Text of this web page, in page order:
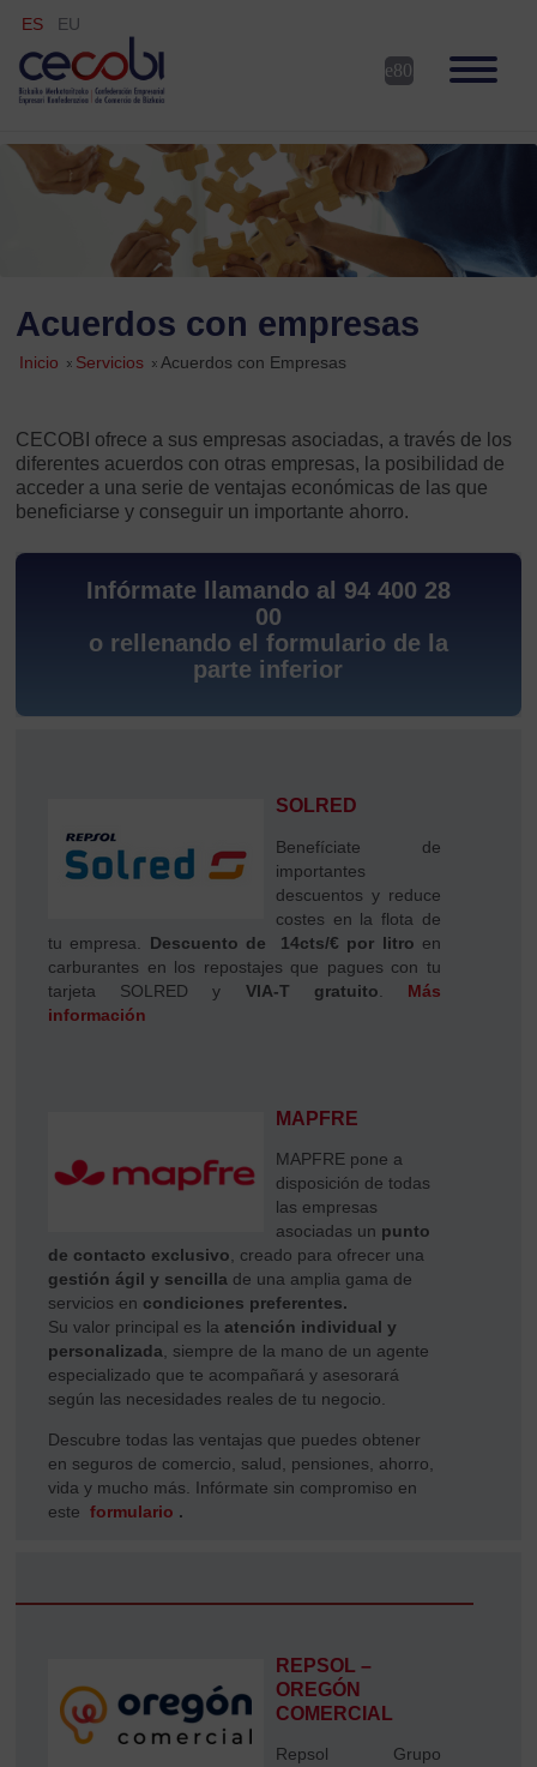
ES EU
Acuerdos con empresas
Inicio » Servicios »Acuerdos con Empresas
CECOBI ofrece a sus empresas asociadas, a través de los
diferentes acuerdos con otras empresas, la posibilidad de
acceder a una serie de ventajas económicas de las que
beneficiarse y conseguir un importante ahorro.
Infórmate llamando al 94 400 28
00
o rellenando el formulario de la
parte inferior
SOLRED
Benefíciate de
importantes
descuentos y reduce
costes en la flota de
tu empresa. Descuento de 14cts/€ por litro en
carburantes en los repostajes que pagues con tu
tarjeta SOLRED y VIA-T gratuito
Más
información
MAPFRE
MAPFRE pone a
disposición de todas
las empresas
asociadas un punto
de contacto exclusivo, creado para ofrecer una
gestión ágil y sencilla de una amplia gama de
servicios en condiciones preferentes.
Su valor principal es laatención individual y
personalizada, siempre de la mano de un agente
especializado que te acompañará y asesorará
según las necesidades reales de tu negocio.
Descubre todas las ventajas que puedes obtener
en seguros de comercio, salud, pensiones, ahorro,
vida y mucho más. Infórmate sin compromiso en
esteformulario .
REPSOL –
OREGÓN
COMERCIAL
Repsol Grupo